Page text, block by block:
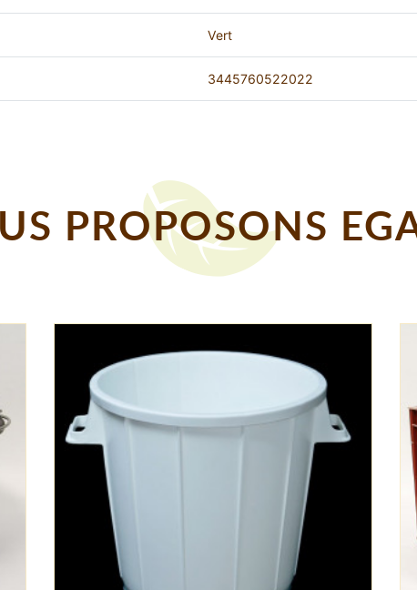
Vert
3445760522022
PROPOSONS